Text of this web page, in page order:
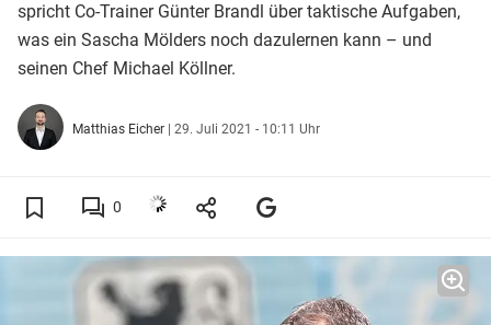
spricht Co-Trainer Günter Brandl über taktische Aufgaben,
was ein Sascha Mölders noch dazulernen kann – und
seinen Chef Michael Köllner.
Matthias Eicher | 29. Juli 2021 - 10:11 Uhr
0